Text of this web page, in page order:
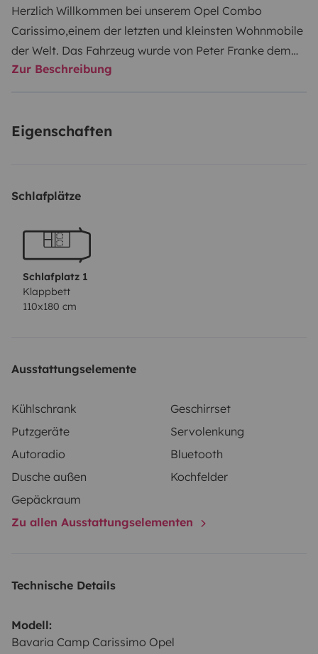
Herzlich Willkommen bei unserem Opel Combo
Carissimo,einem der letzten und kleinsten Wohnmobile
der Welt. Das Fahrzeug wurde von Peter Franke dem
späteren CEO von Bavaria Camp entwickelt. Auf der
Gasherd. Hinten ist ein Kompressorkühlschrank der
einfach umklappen lässt. Unter der Combicouch
Aufstelldach mit Insektennetzfenstern ermöglicht eine
Stehhöhe von 1,85 und ist zum kochen,spülen oder
umziehen sehr angenehm. Das Fahrzeug ist mit einer
zweiten Batterie und einem Innentisch ausgestattet.
Der Carissimo hat zwei Airbags, ist keine
Zur Beschreibung
Eigenschaften
Schlafplätze
Schlafplatz 1
Klappbett
110x180 cm
Ausstattungselemente
Kühlschrank
Geschirrset
Putzgeräte
Servolenkung
Autoradio
Bluetooth
Dusche außen
Kochfelder
Gepäckraum
Zu allen Ausstattungselementen
Technische Details
Modell:
Bavaria Camp Carissimo Opel